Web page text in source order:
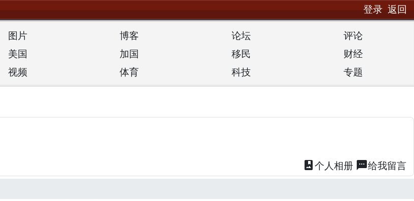
登录 返回
图片 博客 论坛
评论
美国 加国 移民
财经
视频 体育 科技 专题
photo_album 个人相册 textsms给我留言